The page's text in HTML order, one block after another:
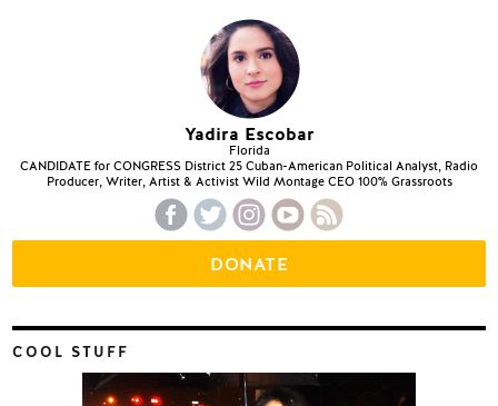
Yadira Escobar
Florida
CANDIDATE for CONGRESS District 25 Cuban-American Political Analyst, Radio
Producer, Writer, Artist & Activist Wild Montage CEO 100% Grassroots
DONATE
COOL STUFF